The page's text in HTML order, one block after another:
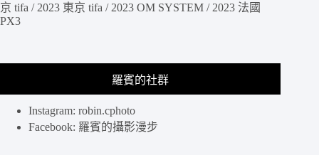
京 tifa / 2023 東京 tifa / 2023 OM SYSTEM / 2023 法國
PX3
羅賓的社群
Instagram: robin.cphoto
Facebook: 羅賓的攝影漫步